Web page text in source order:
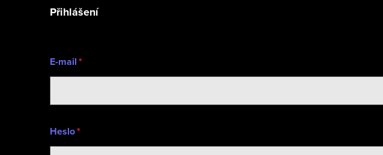
Přihlášení
E-mail
Heslo